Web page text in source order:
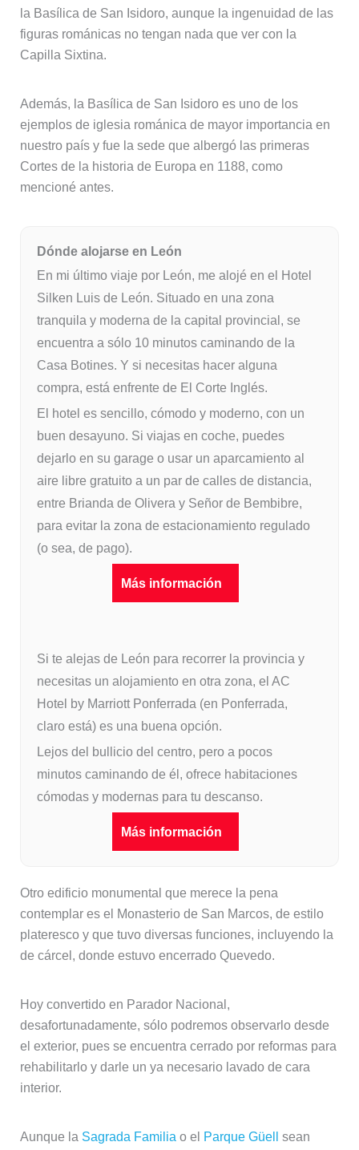
la Basílica de San Isidoro, aunque la ingenuidad de las
figuras románicas no tengan nada que ver con la
Capilla Sixtina.
Además, la Basílica de San Isidoro es uno de los
ejemplos de iglesia románica de mayor importancia en
nuestro país y fue la sede que albergó las primeras
Cortes de la historia de Europa en 1188, como
mencioné antes.
Dónde alojarse en León
En mi último viaje por León, me alojé en el Hotel
Silken Luis de León. Situado en una zona
tranquila y moderna de la capital provincial, se
encuentra a sólo 10 minutos caminando de la
Casa Botines. Y si necesitas hacer alguna
compra, está enfrente de El Corte Inglés.
El hotel es sencillo, cómodo y moderno, con un
buen desayuno. Si viajas en coche, puedes
dejarlo en su garage o usar un aparcamiento al
aire libre gratuito a un par de calles de distancia,
entre Brianda de Olivera y Señor de Bembibre,
para evitar la zona de estacionamiento regulado
(o sea, de pago).
Más información
Si te alejas de León para recorrer la provincia y
necesitas un alojamiento en otra zona, el AC
Hotel by Marriott Ponferrada (en Ponferrada,
claro está) es una buena opción.
Lejos del bullicio del centro, pero a pocos
minutos caminando de él, ofrece habitaciones
cómodas y modernas para tu descanso.
Más información
Otro edificio monumental que merece la pena
contemplar es el Monasterio de San Marcos, de estilo
plateresco y que tuvo diversas funciones, incluyendo la
de cárcel, donde estuvo encerrado Quevedo.
Hoy convertido en Parador Nacional,
desafortunadamente, sólo podremos observarlo desde
el exterior, pues se encuentra cerrado por reformas para
rehabilitarlo y darle un ya necesario lavado de cara
interior.
Aunque la Sagrada Familia o el Parque Güell
sean